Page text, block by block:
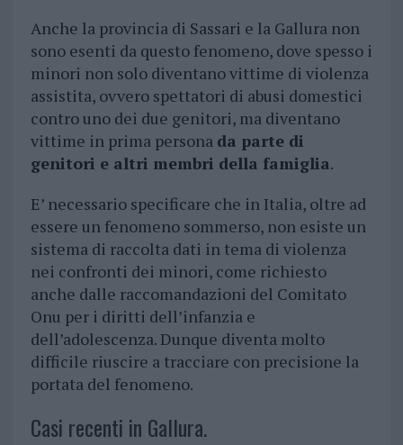
Anche la provincia di Sassari e la Gallura non
sono esenti da questo fenomeno, dove spesso i
minori non solo diventano vittime di violenza
assistita, ovvero spettatori di abusi domestici
contro uno dei due genitori, ma diventano
vittime in prima persona da parte di
genitori e altri membri della famiglia.
E’ necessario specificare che in Italia, oltre ad
essere un fenomeno sommerso, non esiste un
sistema di raccolta dati in tema di violenza
nei confronti dei minori, come richiesto
anche dalle raccomandazioni del Comitato
Onu per i diritti dell’infanzia e
dell’adolescenza. Dunque diventa molto
difficile riuscire a tracciare con precisione la
portata del fenomeno.
Casi recenti in Gallura.